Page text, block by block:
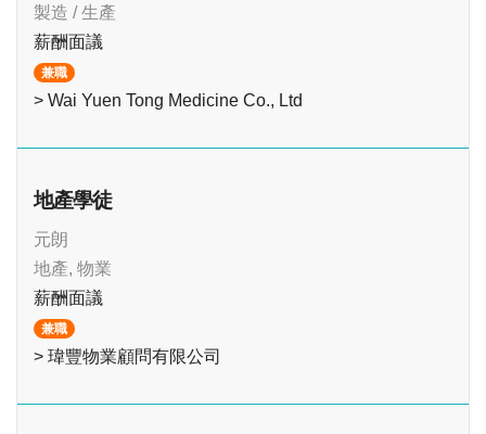
製造 / 生產
薪酬面議
兼職
> Wai Yuen Tong Medicine Co., Ltd
地產學徒
元朗
地產, 物業
薪酬面議
兼職
> 瑋豐物業顧問有限公司